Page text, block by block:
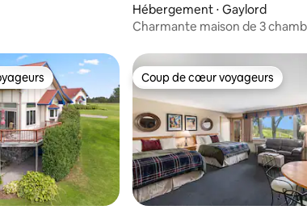
Hébergement ⋅ Gaylord
Charmante maison de 3
les plus appréciés Coup de cœur voyageurs
Coup de cœur voyageurs